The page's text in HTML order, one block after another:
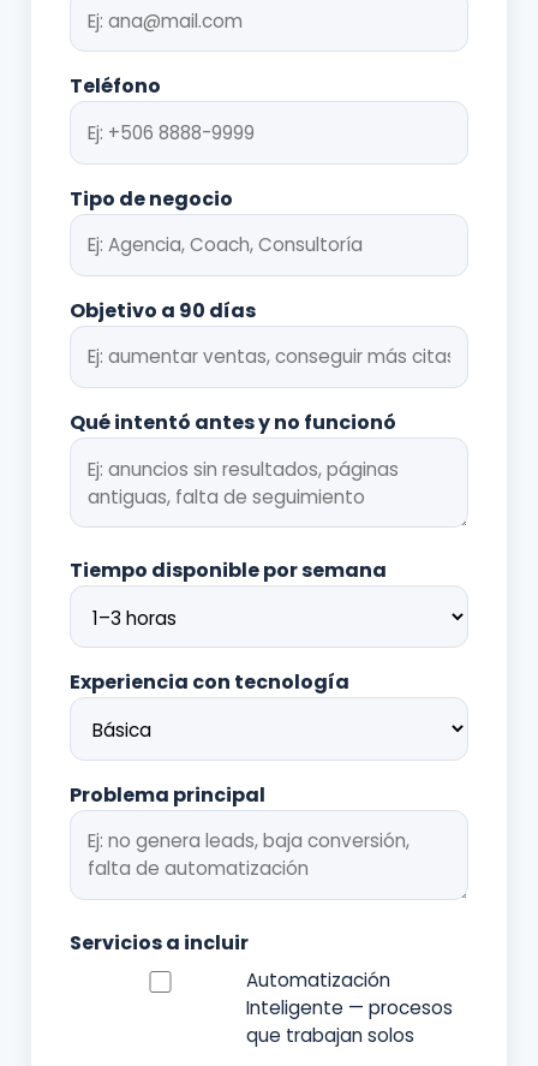
Teléfono
Tipo de negocio
Objetivo a 90 días
Qué intentó antes y no funcionó
Tiempo disponible por semana
Experiencia con tecnología
Problema principal
Servicios a incluir
Automatización
Inteligente — procesos
que trabajan solos